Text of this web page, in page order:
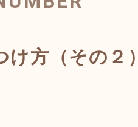
方（その２）